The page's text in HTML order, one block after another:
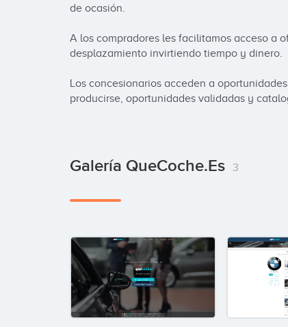
de ocasión.
A los compradores les facilitamos acceso a
desplazamiento invirtiendo tiempo y dinero.
Los concesionarios acceden a
producirse, oportunidades validadas y
Galería QueCoche.es 3